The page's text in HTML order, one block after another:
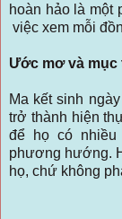
hoàn hảo là một
việc xem mỗi
Ước mơ và mục
Ma kết sinh
trở thành hiện
để họ có
phương hướng.
họ, chứ không